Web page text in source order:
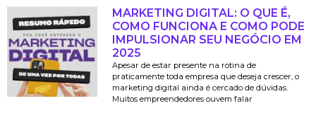
MARKETING DIGITAL: O QUE É,
COMO FUNCIONA E COMO PODE
IMPULSIONAR SEU NEGÓCIO EM
2025
Apesar de estar presente na rotina de
praticamente toda empresa que deseja crescer, o
marketing digital ainda é cercado de dúvidas.
Muitos empreendedores ouvem falar